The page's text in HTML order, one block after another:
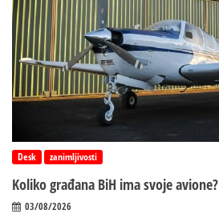
Desk zanimljivosti
Koliko građana BiH ima svoje avione?
03/08/2026